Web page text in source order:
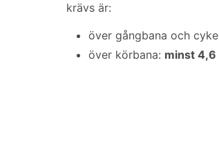
krävs är:
över gångbana och
över körbana: minst